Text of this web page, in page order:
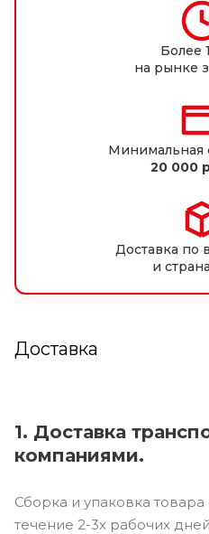
Более
на рынке
Минимальная
20 000
Доставка по
и
Доставка
1. Доставка
компаниями.
Сборка и упаковка
течение 2-3х рабочих